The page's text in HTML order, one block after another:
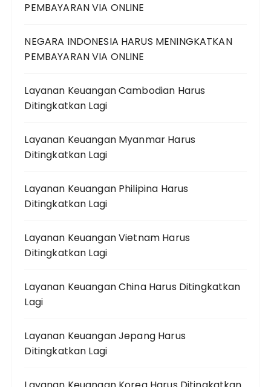
PEMBAYARAN VIA ONLINE
NEGARA INDONESIA HARUS MENINGKATKAN
PEMBAYARAN VIA ONLINE
Layanan Keuangan Cambodian Harus
Ditingkatkan Lagi
Layanan Keuangan Myanmar Harus
Ditingkatkan Lagi
Layanan Keuangan Philipina Harus
Ditingkatkan Lagi
Layanan Keuangan Vietnam Harus
Ditingkatkan Lagi
Layanan Keuangan China Harus Ditingkatkan
Lagi
Layanan Keuangan Jepang Harus
Ditingkatkan Lagi